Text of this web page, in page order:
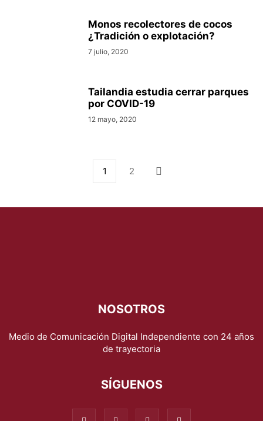
Monos recolectores de cocos
¿Tradición o explotación?
7 julio, 2020
Tailandia estudia cerrar parques
por COVID-19
12 mayo, 2020
1 2
NOSOTROS
Medio de Comunicación Digital Independiente con 24 años
de trayectoria
SÍGUENOS